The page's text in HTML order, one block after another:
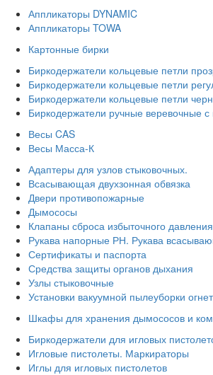
Аппликаторы DYNAMIC
Аппликаторы TOWA
Картонные бирки
Биркодержатели кольцевые петли
Биркодержатели кольцевые петли
Биркодержатели кольцевые петли
Биркодержатели ручные веревочные
Весы CAS
Весы Масса-К
Адаптеры для узлов стыковочных.
Всасывающая двухзонная обвязка
Двери противопожарные
Дымососы
Клапаны сброса избыточного
Рукава напорные РН. Рукава
Сертификаты и паспорта
Средства защиты органов дыхания
Узлы стыковочные
Установки вакуумной пылеуборки
Шкафы для хранения дымососов и
Биркодержатели для игловых
Игловые пистолеты. Маркираторы
Иглы для игловых пистолетов